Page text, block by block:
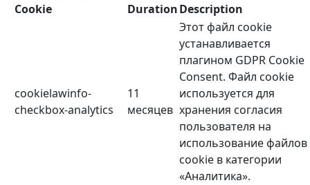
Cookie
DurationDescription
cookielawinfo-
checkbox-analytics
11
месяцев
Этот файл cookie
устанавливается
плагином GDPR Cookie
Consent. Файл cookie
используется для
хранения согласия
пользователя на
использование файлов
cookie в категории
«Аналитика».